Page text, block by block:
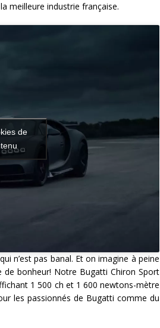
meilleure industrie française.
de
n’est pas banal. Et on imagine à peine
bonheur! Notre Bugatti Chiron Sport
1 500 ch et 1 600 newtons-mètre
les passionnés de Bugatti comme du